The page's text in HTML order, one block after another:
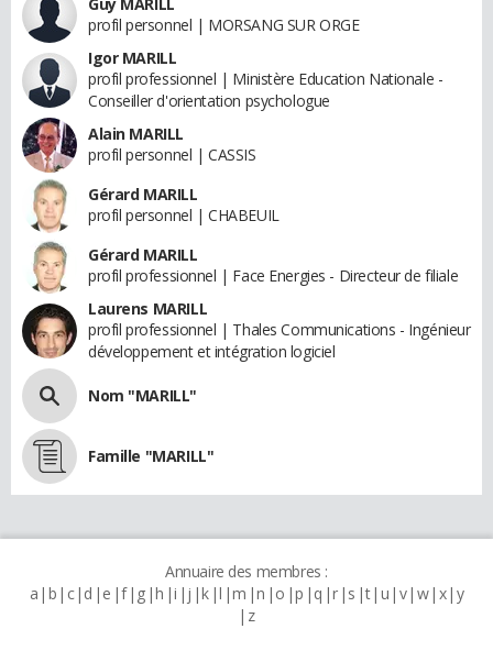
Guy MARILL
profil personnel | MORSANG SUR ORGE
Igor MARILL
profil professionnel | Ministère Education Nationale -
Conseiller d'orientation psychologue
Alain MARILL
profil personnel | CASSIS
Gérard MARILL
profil personnel | CHABEUIL
Gérard MARILL
profil professionnel | Face Energies - Directeur de filiale
Laurens MARILL
profil professionnel | Thales Communications - Ingénieur
développement et intégration logiciel
Nom "MARILL"
Famille "MARILL"
Annuaire des membres :
a b c d e f g h i j k l m n o p q r s t u v w x y
z